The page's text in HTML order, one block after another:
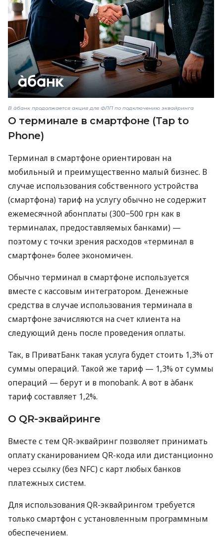
В àбанк продолжается акция для ФЛП по подключению эквайринга
О терминале в смартфоне (Tap to
Phone)
Терминал в смартфоне ориентирован на
мобильный и преимущественно малый бизнес. В
случае использования собственного устройства
(смартфона) тариф на услугу обычно не содержит
ежемесячной абонплаты (300−500 грн как в
терминалах, предоставляемых банками) —
поэтому с точки зрения расходов «терминал в
смартфоне» более экономичен.
Обычно терминал в смартфоне используется
вместе с кассовым интегратором. Денежные
средства в случае использования терминала в
смартфоне зачисляются на счет клиента на
следующий день после проведения оплаты.
Так, в ПриватБанк такая услуга будет стоить 1,3% от
суммы операций. Такой же тариф — 1,3% от суммы
операций — берут и в monobank. А вот в àбанк
тариф составляет 1,2%.
О QR-эквайринге
Вместе с тем QR-эквайринг позволяет принимать
оплату сканированием QR-кода или дистанционно
через ссылку (без NFC) с карт любых банков
платежных систем.
Для использования QR-эквайрингом требуется
только смартфон с установленным программным
обеспечением.